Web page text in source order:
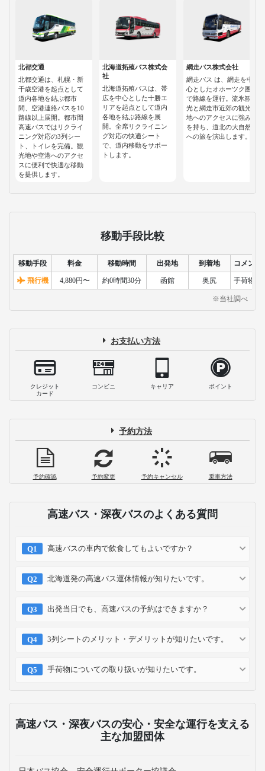
北都交通
北都交通は、札幌・新
千歳空港を起点として
道内各地を結ぶ都市
間、空港連絡バスを10
路線以上展開。都市間
高速バスではリクライ
ニング対応の3列シー
ト、トイレを完備。観
光地や空港へのアクセ
スに便利で快適な移動
を提供します。
北海道拓殖バス株式会
社
北海道拓殖バスは、帯
広を中心とした十勝エ
リアを起点として道内
各地を結ぶ路線を展
開。全席リクライニン
グ対応の快適シート
で、道内移動をサポー
トします。
網走バス株式会社
網走バス は、網走を中
心としたオホーツク圏
で路線を運行。流氷観
光と網走市近郊の観光
地へのアクセスに強み
を持ち、道北の大自然
への旅を演出します。
移動手段比較
移動手段 料金 移動時間 出発地 到着地 コメント
飛行機 4,880円〜 約0時間30分 函館 奥尻 手荷物検
※当社調べ
高速バス・深夜バスの関連記事
2025-10-03
【道東の定番】網走～摩周湖～釧路を巡る3泊
4日の観光モデルコース
子池などの「秘境巡り」
網走や知床半島などオホーツク海の絶景を堪
阿寒湖や摩周湖などの名所をぐるっと満喫。3
知床・摩周・釧路をゆったり観光！鉄道・バ
2023-03-24